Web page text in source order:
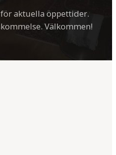
aktuella öppettider.
Välkommen!